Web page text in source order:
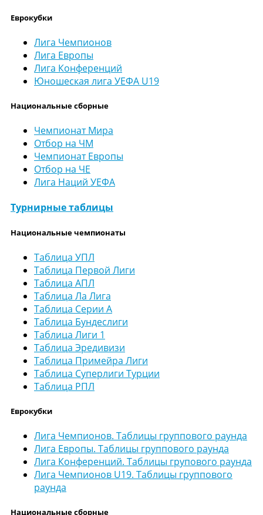
Еврокубки
Лига Чемпионов
Лига Европы
Лига Конференций
Юношеская лига УЕФА U19
Национальные сборные
Чемпионат Мира
Отбор на ЧМ
Чемпионат Европы
Отбор на ЧЕ
Лига Наций УЕФА
Турнирные таблицы
Национальные чемпионаты
Таблица УПЛ
Таблица Первой Лиги
Таблица АПЛ
Таблица Ла Лига
Таблица Серии А
Таблица Бундеслиги
Таблица Лиги 1
Таблица Эредивизи
Таблица Примейра Лиги
Таблица Суперлиги Турции
Таблица РПЛ
Еврокубки
Лига Чемпионов. Таблицы группового раунда
Лига Европы. Таблицы группового раунда
Лига Конференций. Таблицы групового раунда
Лига Чемпионов U19. Таблицы группового
раунда
Национальные сборные